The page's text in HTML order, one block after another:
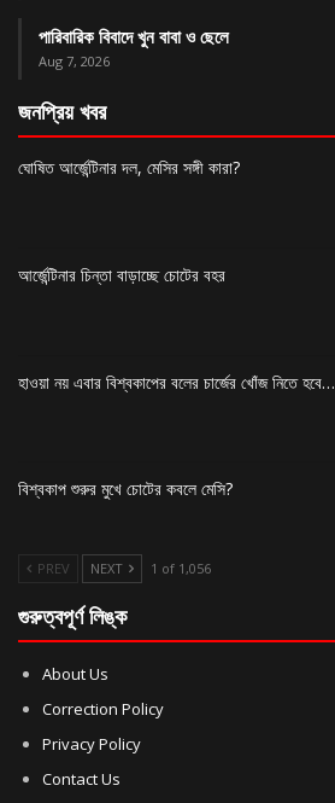
পারিবারিক বিবাদে খুন বাবা ও ছেলে
Aug 7, 2026
জনপ্রিয় খবর
ঘোষিত আর্জেন্টিনার দল, মেসির সঙ্গী কারা?
আর্জেন্টিনার চিন্তা বাড়াচ্ছে চোটের বহর
হাওয়া নয় এবার বিশ্বকাপের বলের চার্জের খোঁজ নিতে হবে…
বিশ্বকাপ শুরুর মুখে চোটের কবলে মেসি?
PREV NEXT 1 of 1,056
গুরুত্বপূর্ণ লিঙ্ক
About Us
Correction Policy
Privacy Policy
Contact Us